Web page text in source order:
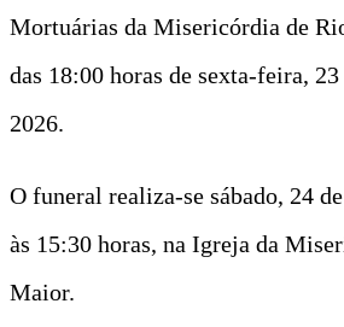
Mortuárias da Misericórdia de
das 18:00 horas de sexta-feira,
2026.
O funeral realiza-se sábado, 24
às 15:30 horas, na Igreja da
Maior.